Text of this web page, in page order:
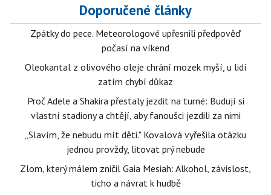
Doporučené články
Zpátky do pece. Meteorologové upřesnili předpověď
počasí na víkend
Oleokantal z olivového oleje chrání mozek myší, u lidí
zatím chybí důkaz
Proč Adele a Shakira přestaly jezdit na turné: Budují si
vlastní stadiony a chtějí, aby fanoušci jezdili za nimi
„Slavím, že nebudu mít děti." Kovalová vyřešila otázku
jednou provždy, litovat prý nebude
Zlom, který málem zničil Gaia Mesiah: Alkohol, závislost,
ticho a návrat k hudbě